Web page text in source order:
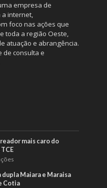
empresa de
internet,
foco nas ações que
toda a região Oeste,
atuação e abrangência.
de consulta e
mais caro do
TCE
Maiara e Maraisa
Cotia